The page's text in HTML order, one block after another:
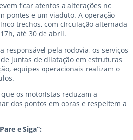
ficar atentos a alterações no
pontes e um viaduto. A operação
trechos, com circulação alternada
até 30 de abril.
responsável pela rodovia, os serviços
juntas de dilatação em estruturas
equipes operacionais realizam o
os motoristas reduzam a
dos pontos em obras e respeitem a
e Siga”: